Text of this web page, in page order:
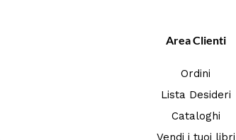
Area Clienti
Ordini
Lista Desideri
Cataloghi
Vendi i tuoi libri